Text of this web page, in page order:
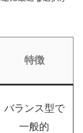
特徴
バランス型で
一般的